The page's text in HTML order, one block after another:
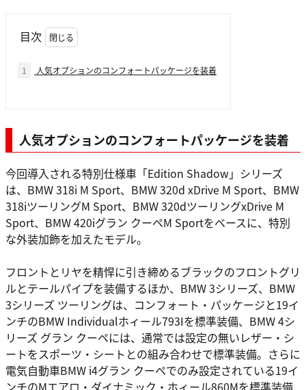
目次
1 人気オプションのコンフォートパッケージを装着
人気オプションのコンフォートパッケージを装着
今回導入される特別仕様車「Edition Shadow」シリーズ
は、BMW 318i M Sport、BMW 320d xDrive M Sport、BMW
318iツーリングM Sport、BMW 320dツーリングxDrive M
Sport、BMW 420iグラン クーペM Sportをベースに、特別
な外装加飾を加えたモデル。
フロントとリヤを精悍に引き締めるブラックのフロントグリ
ルとテールパイプを装備するほか、BMW 3シリーズ、BMW
3シリーズ ツーリングは、コンフォート・パッケージと19イ
ンチのBMW Individualホィール793Iを標準装備、BMW 4シ
リーズ グラン クーペには、通常では設定の無いレザー・シ
ートをスポーツ・シートとの組み合わせで標準装備。さらに
電気自動車BMW i4グラン クーペでのみ設定されている19イ
ンチのMエアロ・ダイナミック・ホィール860Mを標準装備